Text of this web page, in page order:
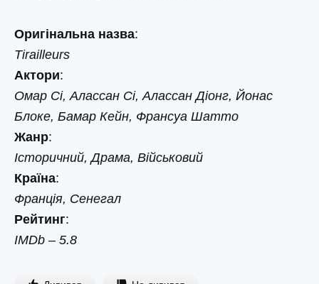
Оригінальна назва:
Tirailleurs
Актори:
Омар Сі, Алассан Сі, Алассан Діонг, Йонас
Блоке, Бамар Кейн, Франсуа Шатто
Жанр:
Історичний, Драма, Військовий
Країна:
Франція, Сенегал
Рейтинг:
IMDb – 5.8